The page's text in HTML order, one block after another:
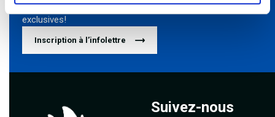
Pour connaître nos primeurs et nos préventes
exclusives!
Inscription à l’infolettre
Suivez-nous